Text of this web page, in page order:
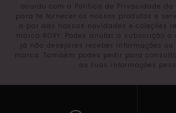
acordo com a Política de Privacidade da
para te fornecer os nossos produtos e
a par das nossas novidades e coleções
marca ROXY. Podes anular a subscrição
já não desejares receber informações ou
marca. Também podes pedir para
as tuas informações